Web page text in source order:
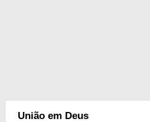
União em Deus